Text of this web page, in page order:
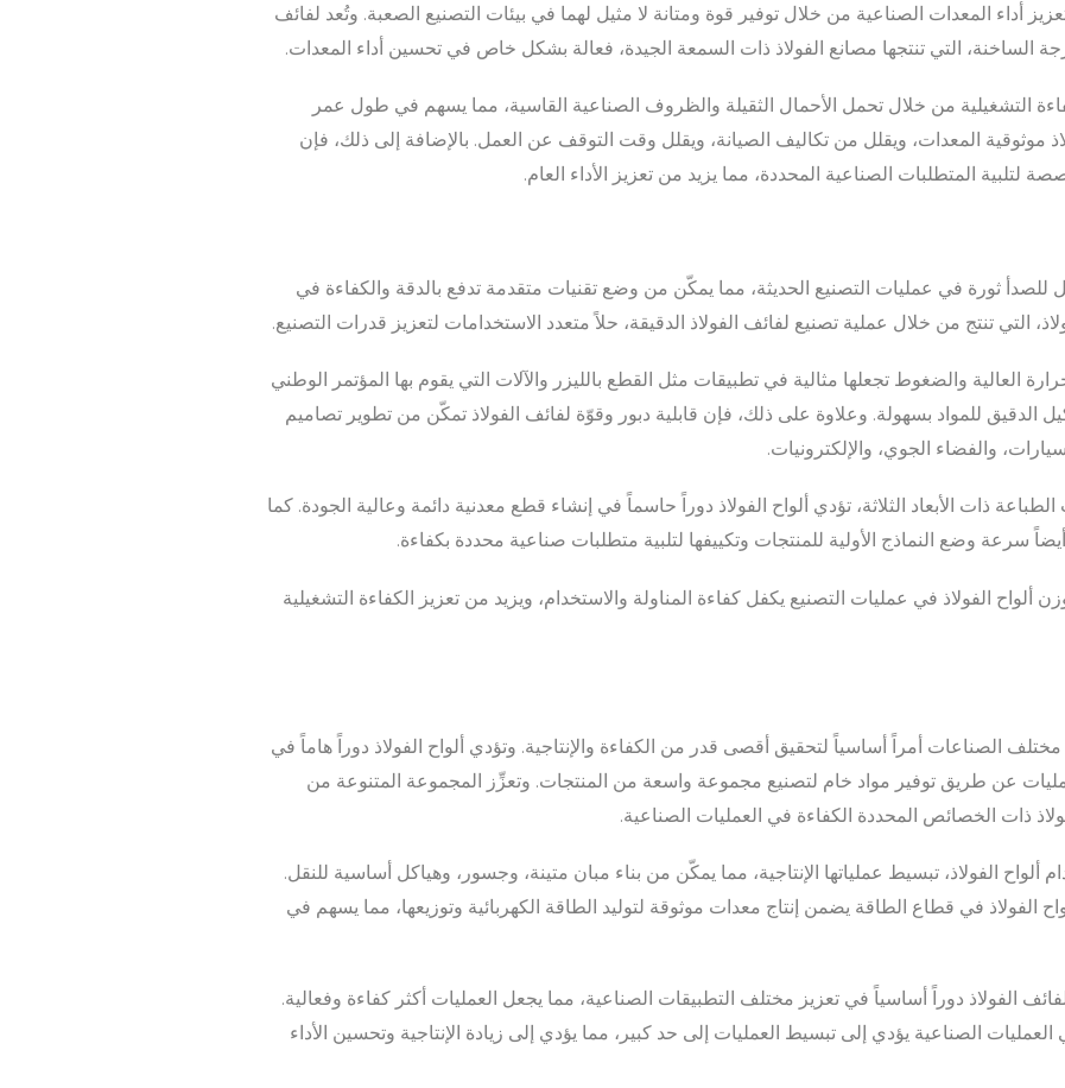
أداء المعدات الصناعية من خلال توفير قوة ومتانة لا مثيل لهما في بيئات التصنيع الصعبة. وتُعد لفائف
الساخنة، التي تنتجها مصانع الفولاذ ذات السمعة الجيدة، فعالة بشكل خاص في تحسين أداء المعدات.
التشغيلية من خلال تحمل الأحمال الثقيلة والظروف الصناعية القاسية، مما يسهم في طول عمر
موثوقية المعدات، ويقلل من تكاليف الصيانة، ويقلل وقت التوقف عن العمل. بالإضافة إلى ذلك، فإن
لتلبية المتطلبات الصناعية المحددة، مما يزيد من تعزيز الأداء العام.
للصدأ ثورة في عمليات التصنيع الحديثة، مما يمكّن من وضع تقنيات متقدمة تدفع بالدقة والكفاءة في
التي تنتج من خلال عملية تصنيع لفائف الفولاذ الدقيقة، حلاً متعدد الاستخدامات لتعزيز قدرات التصنيع.
العالية والضغوط تجعلها مثالية في تطبيقات مثل القطع بالليزر والآلات التي يقوم بها المؤتمر الوطني
الدقيق للمواد بسهولة. وعلاوة على ذلك، فإن قابلية دبور وقوّة لفائف الفولاذ تمكّن من تطوير تصاميم
والفضاء الجوي، والإلكترونيات.
ذات الأبعاد الثلاثة، تؤدي ألواح الفولاذ دوراً حاسماً في إنشاء قطع معدنية دائمة وعالية الجودة. كما
سرعة وضع النماذج الأولية للمنتجات وتكييفها لتلبية متطلبات صناعية محددة بكفاءة.
ألواح الفولاذ في عمليات التصنيع يكفل كفاءة المناولة والاستخدام، ويزيد من تعزيز الكفاءة التشغيلية
الصناعات أمراً أساسياً لتحقيق أقصى قدر من الكفاءة والإنتاجية. وتؤدي ألواح الفولاذ دوراً هاماً في
عن طريق توفير مواد خام لتصنيع مجموعة واسعة من المنتجات. وتعزِّز المجموعة المتنوعة من
ذات الخصائص المحددة الكفاءة في العمليات الصناعية.
الفولاذ، تبسيط عملياتها الإنتاجية، مما يمكّن من بناء مبان متينة، وجسور، وهياكل أساسية للنقل.
الفولاذ في قطاع الطاقة يضمن إنتاج معدات موثوقة لتوليد الطاقة الكهربائية وتوزيعها، مما يسهم في
الفولاذ دوراً أساسياً في تعزيز مختلف التطبيقات الصناعية، مما يجعل العمليات أكثر كفاءة وفعالية.
العمليات الصناعية يؤدي إلى تبسيط العمليات إلى حد كبير، مما يؤدي إلى زيادة الإنتاجية وتحسين الأداء